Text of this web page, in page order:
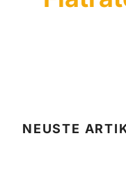
NEUSTE